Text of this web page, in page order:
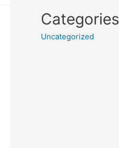
Categories
Uncategorized